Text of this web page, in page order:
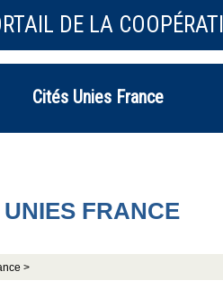
DE LA
Cités Unies France
FRANCE
>